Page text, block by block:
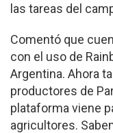
las tareas del
Comentó que
con el uso de
Argentina. Ahora
productores de
plataforma viene
agricultores.